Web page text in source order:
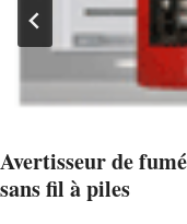
Avertisseur de
sans fil à piles